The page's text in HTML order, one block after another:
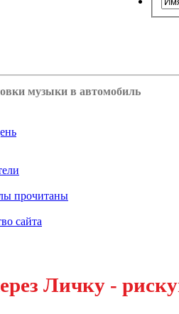
музыки в автомобиль
прочитаны
сайта
Личку -